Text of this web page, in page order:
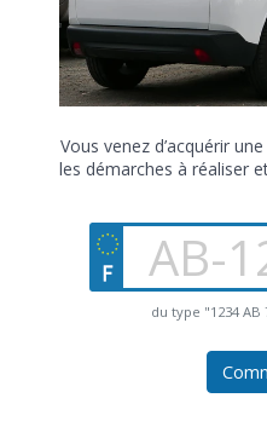
Vous venez d’acquérir
les démarches à réaliser
du type "1234 AB